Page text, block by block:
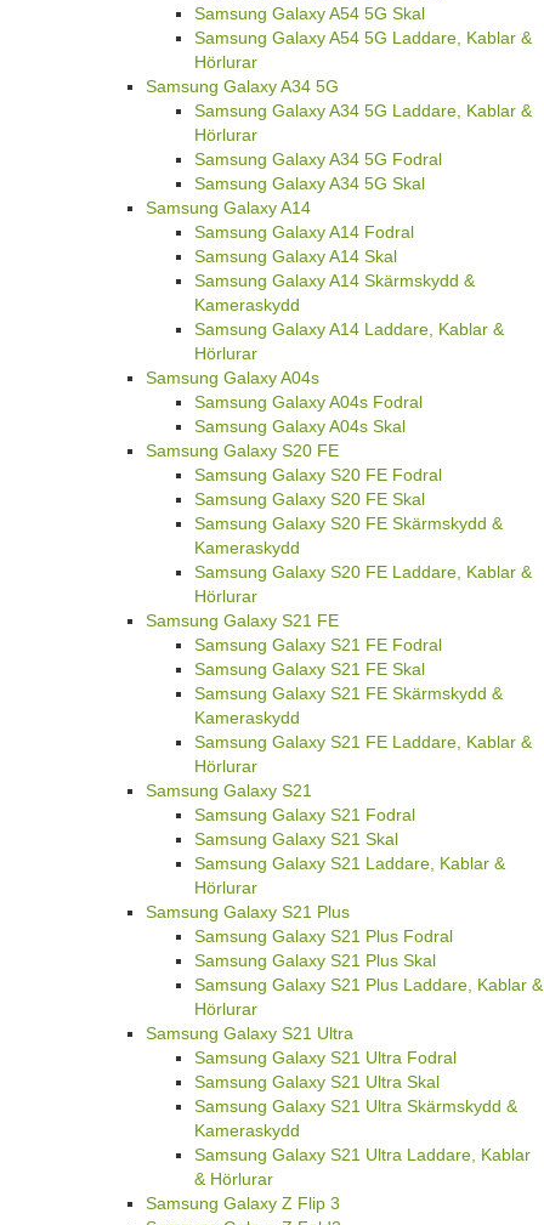
Samsung Galaxy A54 5G Skal
Samsung Galaxy A54 5G Laddare, Kablar &
Hörlurar
Samsung Galaxy A34 5G
Samsung Galaxy A34 5G Laddare, Kablar &
Hörlurar
Samsung Galaxy A34 5G Fodral
Samsung Galaxy A34 5G Skal
Samsung Galaxy A14
Samsung Galaxy A14 Fodral
Samsung Galaxy A14 Skal
Samsung Galaxy A14 Skärmskydd &
Kameraskydd
Samsung Galaxy A14 Laddare, Kablar &
Hörlurar
Samsung Galaxy A04s
Samsung Galaxy A04s Fodral
Samsung Galaxy A04s Skal
Samsung Galaxy S20 FE
Samsung Galaxy S20 FE Fodral
Samsung Galaxy S20 FE Skal
Samsung Galaxy S20 FE Skärmskydd &
Kameraskydd
Samsung Galaxy S20 FE Laddare, Kablar &
Hörlurar
Samsung Galaxy S21 FE
Samsung Galaxy S21 FE Fodral
Samsung Galaxy S21 FE Skal
Samsung Galaxy S21 FE Skärmskydd &
Kameraskydd
Samsung Galaxy S21 FE Laddare, Kablar &
Hörlurar
Samsung Galaxy S21
Samsung Galaxy S21 Fodral
Samsung Galaxy S21 Skal
Samsung Galaxy S21 Laddare, Kablar &
Hörlurar
Samsung Galaxy S21 Plus
Samsung Galaxy S21 Plus Fodral
Samsung Galaxy S21 Plus Skal
Samsung Galaxy S21 Plus Laddare, Kablar &
Hörlurar
Samsung Galaxy S21 Ultra
Samsung Galaxy S21 Ultra Fodral
Samsung Galaxy S21 Ultra Skal
Samsung Galaxy S21 Ultra Skärmskydd &
Kameraskydd
Samsung Galaxy S21 Ultra Laddare, Kablar
& Hörlurar
Samsung Galaxy Z Flip 3